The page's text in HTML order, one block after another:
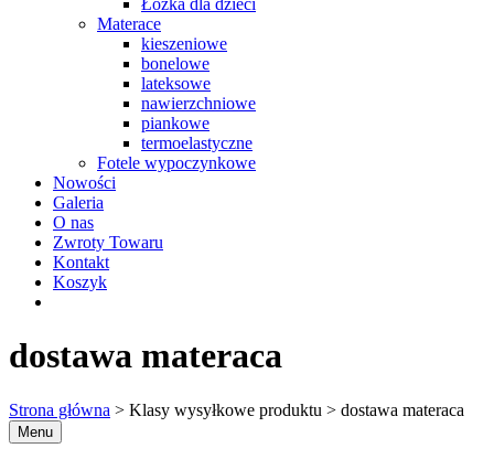
Łóżka dla dzieci
Materace
kieszeniowe
bonelowe
lateksowe
nawierzchniowe
piankowe
termoelastyczne
Fotele wypoczynkowe
Nowości
Galeria
O nas
Zwroty Towaru
Kontakt
Koszyk
dostawa materaca
Strona główna > Klasy wysyłkowe produktu > dostawa materaca
Menu